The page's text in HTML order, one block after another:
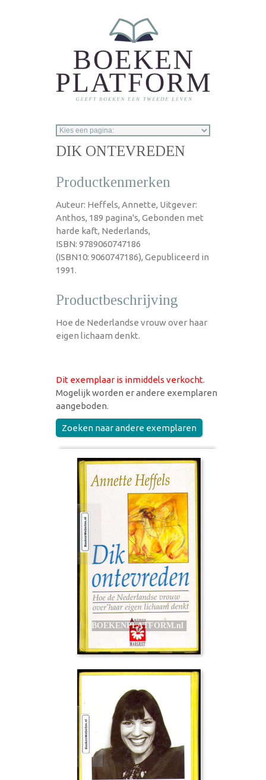
DIK ONTEVREDEN
Productkenmerken
Auteur: Heffels, Annette, Uitgever:
Anthos, 189 pagina's, Gebonden met
harde kaft, Nederlands,
ISBN: 9789060747186
(ISBN10: 9060747186), Gepubliceerd in
1991.
Productbeschrijving
Hoe de Nederlandse vrouw over haar
eigen lichaam denkt.
Dit exemplaar is inmiddels verkocht.
Mogelijk worden er andere exemplaren
aangeboden.
Zoeken naar andere exemplaren